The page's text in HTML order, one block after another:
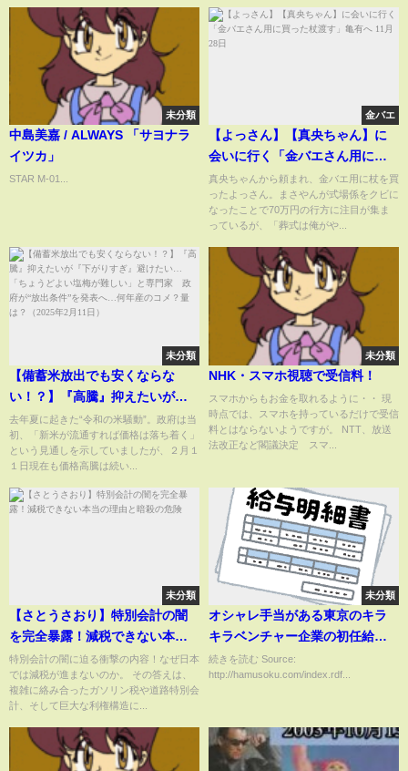
未分類
中島美嘉 / ALWAYS 「サヨナラ
イツカ」
STAR M-01...
金バエ
【よっさん】【真央ちゃん】に
会いに行く「金バエさん用に買
った杖渡す」亀有へ 11月28日
真央ちゃんから頼まれ、金バエ用に杖を買
ったよっさん。まさやんが式場係をクビに
なったことで70万円の行方に注目が集ま
っているが、「葬式は俺がや...
未分類
【備蓄米放出でも安くならな
い！？】『高騰』抑えたいが
『下がりすぎ』避けたい…「ち
ょうどよい塩梅が難しい」と専
門家 政府が“放出条件”を発表
（2025年2月11日）
去年夏に起きた“令和の米騒動”。政府は当
初、「新米が流通すれば価格は落ち着く」
という見通しを示していましたが、２月１
１日現在も価格高騰は続い...
未分類
NHK・スマホ視聴で受信料！
スマホからもお金を取れるように・・ 現
時点では、スマホを持っているだけで受信
料とはならないようですが。 NTT、放送
法改正など閣議決定 スマ...
未分類
【さとうさおり】特別会計の闇
を完全暴露！減税できない本当
の理由と暗殺の危険
特別会計の闇に迫る衝撃の内容！なぜ日本
では減税が進まないのか。 その答えは、
複雑に絡み合ったガソリン税や道路特別会
計、そして巨大な利権構造に...
未分類
オシャレ手当がある東京のキラ
キラベンチャー企業の初任給
地獄すぎるwwwwww
続きを読む Source:
http://hamusoku.com/index.rdf...